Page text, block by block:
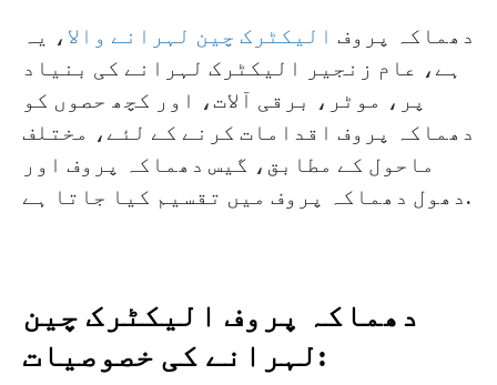
دھماکہ پروف الیکٹرک چین لہرانے والا، یہ
ہے، عام زنجیر الیکٹرک لہرانے کی بنیاد
پر، موٹر، برقی آلات، اور کچھ حصوں کو
دھماکہ پروف اقدامات کرنے کے لئے، مختلف
ماحول کے مطابق، گیس دھماکہ پروف اور
دھول دھماکہ پروف میں تقسیم کیا جاتا ہے.
دھماکہ پروف الیکٹرک چین
لہرانے کی خصوصیات: